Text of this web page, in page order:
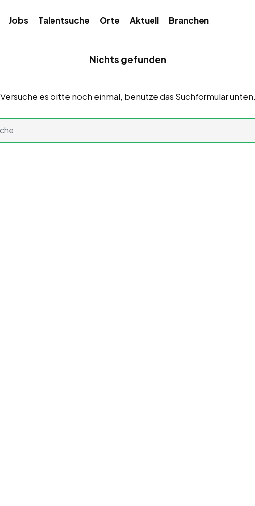
Jobs Talentsuche Orte Aktuell Branchen
Nichts gefunden
Versuche es bitte noch einmal, benutze das Suchformular unten.